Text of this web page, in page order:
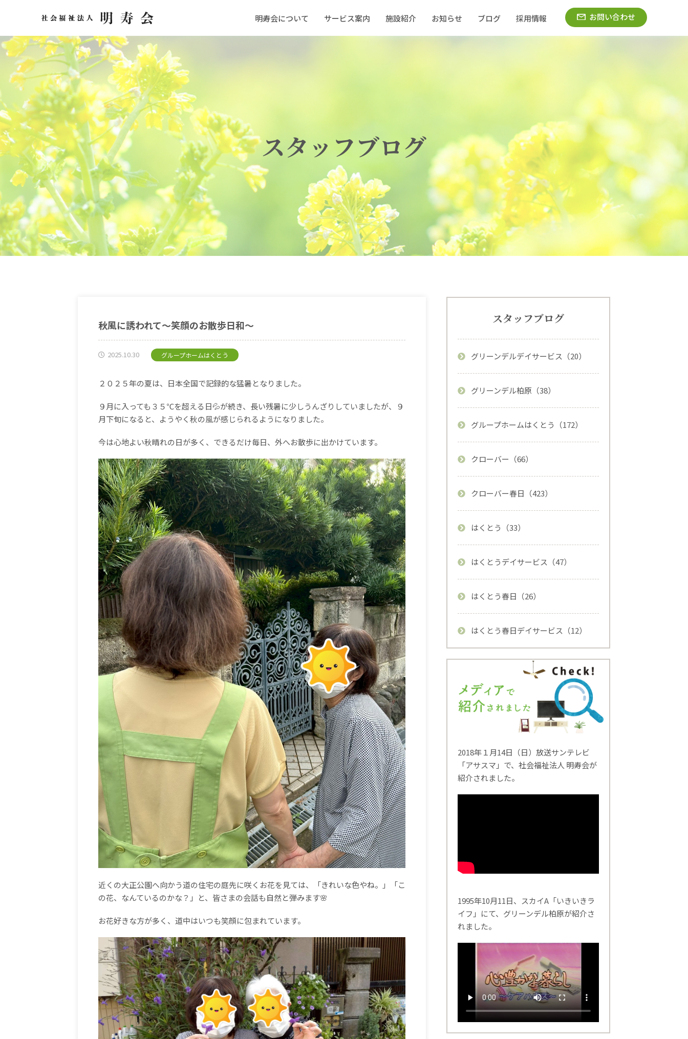
明寿会について サービス案内 施設紹介 お知らせ ブログ 採用情報 お問い合わせ
スタッフブログ
秋風に誘われて～笑顔のお散歩日和～
2025.10.30 グループホームはくとう
２０２５年の夏は、日本全国で記録的な猛暑となりました。
９月に入っても３５℃を超える日💦が続き、長い残暑に少しうんざりしていましたが、９
月下旬になると、ようやく秋の風が感じられるようになりました。
今は心地よい秋晴れの日が多く、できるだけ毎日、外へお散歩に出かけています。
近くの大正公園へ向かう道の住宅の庭先に咲くお花を見ては、「きれいな色やね。」「こ
の花、なんているのかな？」と、皆さまの会話も自然と弾みます🌸
お花好きな方が多く、道中はいつも笑顔に包まれています。
スタッフブログ
グリーンデルデイサービス（20）
グリーンデル柏原（38）
グループホームはくとう（172）
クローバー（66）
クローバー春日（423）
はくとう（33）
はくとうデイサービス（47）
はくとう春日（26）
はくとう春日デイサービス（12）
2018年１月14日（日）放送サンテレビ
「アサスマ」で、社会福祉法人 明寿会が
紹介されました。
1995年10月11日、スカイA「いきいきラ
イフ」にて、グリーンデル柏原が紹介さ
れました。